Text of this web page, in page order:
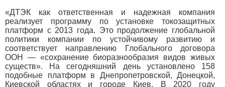
«ДТЭК как ответственная и надежная компания
реализует программу по установке токозащитных
платформ с 2013 года. Это продолжение глобальной
политики компании по устойчивому развитию и
соответствует направлению Глобального договора
ООН — «сохранение биоразнообразия видов живых
существ». На сегодняшний день установлено 158
подобные платформ в Днепропетровской, Донецкой,
Киевской областях и городе Киев. В 2020 году